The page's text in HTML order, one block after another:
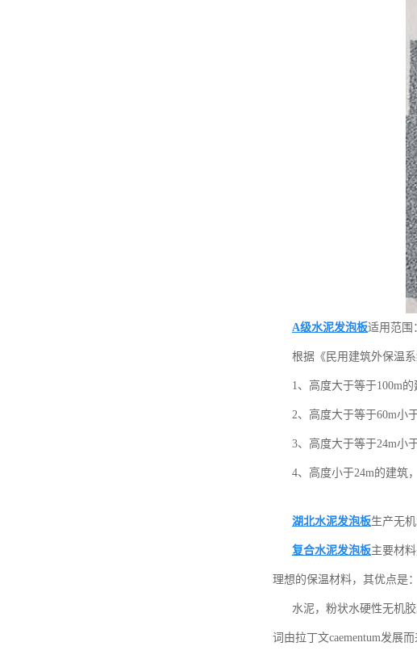
A级水泥发泡板适用范围
根据《民用建筑外保温
1、高度大于等于100m
2、高度大于等于60m小
3、高度大于等于24m小
4、高度小于24m的建筑
湖北水泥发泡板生产无
复合水泥发泡板主要材
理想的保温材料，其优点是
水泥，粉状水硬性无机
词由拉丁文caementum发展